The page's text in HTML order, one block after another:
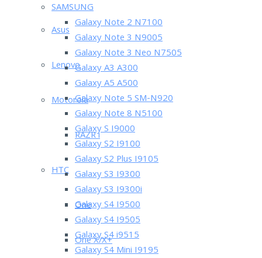
Asus
Lenovo
Motorola
RAZR i
HTC
One
One X/X+
SAMSUNG
Galaxy Note 2 N7100
Galaxy Note 3 N9005
Galaxy Note 3 Neo N7505
Galaxy A3 A300
Galaxy A5 A500
Galaxy Note 5 SM-N920
Galaxy Note 8 N5100
Galaxy S I9000
Galaxy S2 I9100
Galaxy S2 Plus I9105
Galaxy S3 I9300
Galaxy S3 I9300i
Galaxy S4 I9500
Galaxy S4 I9505
Galaxy S4 i9515
Galaxy S4 Mini I9195